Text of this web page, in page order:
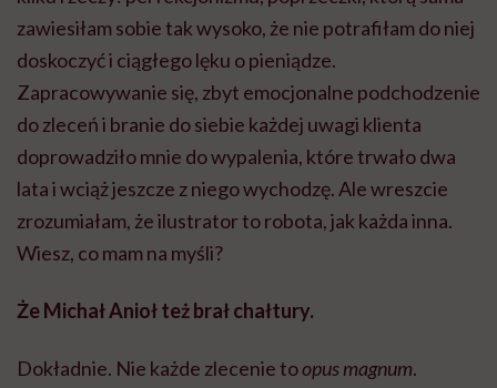
zawiesiłam sobie tak wysoko, że nie potrafiłam do niej
doskoczyć i ciągłego lęku o pieniądze.
Zapracowywanie się, zbyt emocjonalne podchodzenie
do zleceń i branie do siebie każdej uwagi klienta
doprowadziło mnie do wypalenia, które trwało dwa
lata i wciąż jeszcze z niego wychodzę. Ale wreszcie
zrozumiałam, że ilustrator to robota, jak każda inna.
Wiesz, co mam na myśli?
Że Michał Anioł też brał chałtury.
Dokładnie. Nie każde zlecenie toopus magnum.